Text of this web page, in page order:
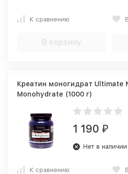
К сравнению
В корзину
Креатин моногидрат Ultimate
Monohydrate (1000 г)
1 190 ₽
Нет в наличии
К сравнению